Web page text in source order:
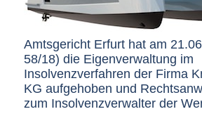
Amtsgericht Erfurt hat am
58/18) die Eigenverwaltung im
Insolvenzverfahren der Firma
KG aufgehoben und
zum Insolvenzverwalter der